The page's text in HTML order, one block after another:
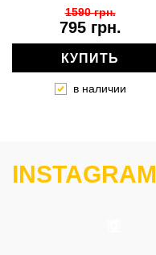
795 грн.
1590 грн.
КУПИТЬ
в наличии
INSTAGRAM